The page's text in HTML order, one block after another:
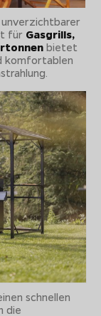
für Gasgrills,
bietet
komfortablen
schnellen
die